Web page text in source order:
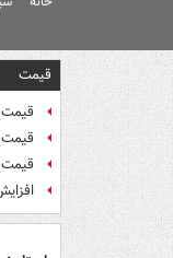
قیمت
قیمت
قیمت
قیمت